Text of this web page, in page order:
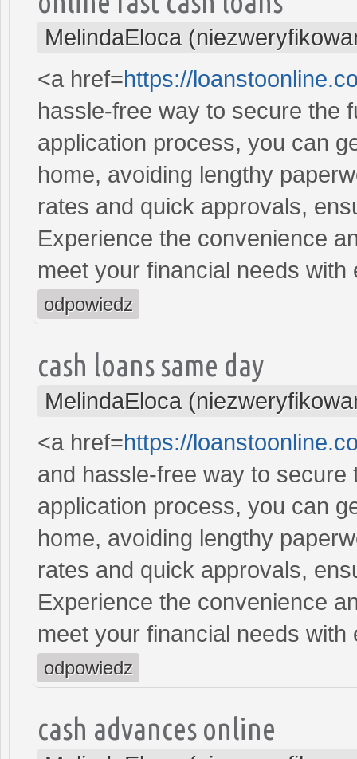
MelindaEloca
<a href=https://
hassle-free way to secure the
application process, you can
home, avoiding lengthy
rates and quick approvals,
Experience the convenience
meet your financial needs with
odpowiedz
cash loans same day
MelindaEloca
<a href=https://
and hassle-free way to
application process, you can
home, avoiding lengthy
rates and quick approvals,
Experience the convenience
meet your financial needs with
odpowiedz
cash advances online